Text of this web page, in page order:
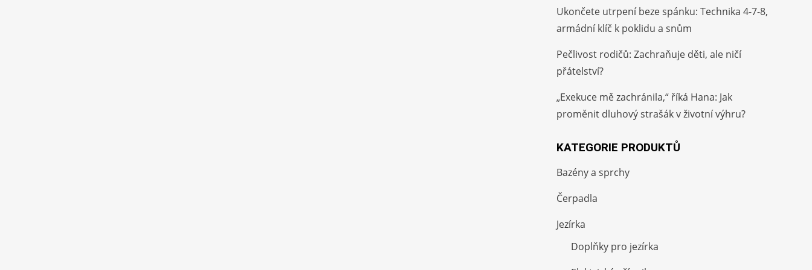
Ukončete utrpení beze spánku: Technika 4-7-8,
armádní klíč k poklidu a snům
Pečlivost rodičů: Zachraňuje děti, ale ničí
přátelství?
„Exekuce mě zachránila,“ říká Hana: Jak
proměnit dluhový strašák v životní výhru?
KATEGORIE PRODUKTŮ
Bazény a sprchy
Čerpadla
Jezírka
Doplňky pro jezírka